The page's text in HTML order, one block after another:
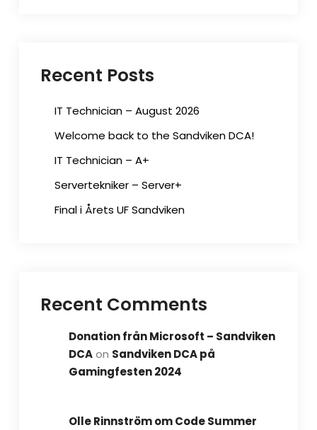
Recent Posts
IT Technician – August 2026
Welcome back to the Sandviken DCA!
IT Technician – A+
Servertekniker – Server+
Final i Årets UF Sandviken
Recent Comments
Donation från Microsoft – Sandviken
DCAon Sandviken DCA på
Gamingfesten 2024
Olle Rinnström om Code Summer